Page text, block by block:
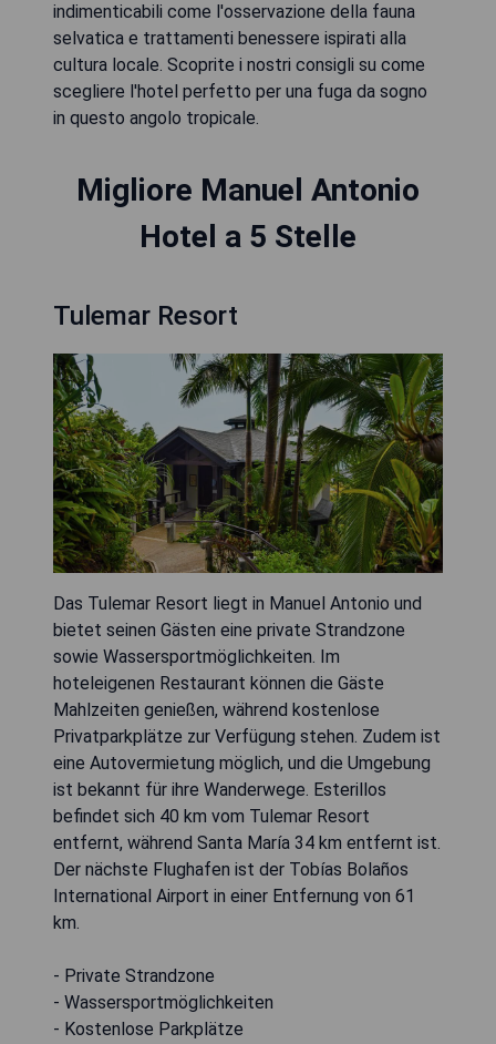
indimenticabili come l'osservazione della fauna
selvatica e trattamenti benessere ispirati alla
cultura locale. Scoprite i nostri consigli su come
scegliere l'hotel perfetto per una fuga da sogno
in questo angolo tropicale.
Migliore Manuel Antonio
Hotel a 5 Stelle
Tulemar Resort
Das Tulemar Resort liegt in Manuel Antonio und
bietet seinen Gästen eine private Strandzone
sowie Wassersportmöglichkeiten. Im
hoteleigenen Restaurant können die Gäste
Mahlzeiten genießen, während kostenlose
Privatparkplätze zur Verfügung stehen. Zudem ist
eine Autovermietung möglich, und die Umgebung
ist bekannt für ihre Wanderwege. Esterillos
befindet sich 40 km vom Tulemar Resort
entfernt, während Santa María 34 km entfernt ist.
Der nächste Flughafen ist der Tobías Bolaños
International Airport in einer Entfernung von 61
km.
- Private Strandzone
- Wassersportmöglichkeiten
- Kostenlose Parkplätze